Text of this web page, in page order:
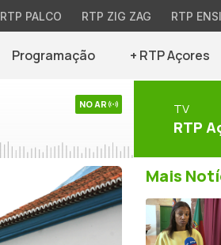
RTP PALCO RTP ZIG ZAG RTP
Programação + RTP Açores
NO AR TV
RTP
Mais